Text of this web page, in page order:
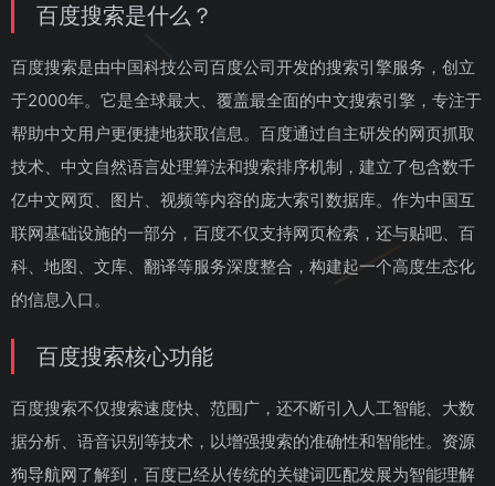
百度搜索是什么？
百度搜索是由中国科技公司百度公司开发的搜索引擎服务，创立
于2000年。它是全球最大、覆盖最全面的中文搜索引擎，专注于
帮助中文用户更便捷地获取信息。百度通过自主研发的网页抓取
技术、中文自然语言处理算法和搜索排序机制，建立了包含数千
亿中文网页、图片、视频等内容的庞大索引数据库。作为中国互
联网基础设施的一部分，百度不仅支持网页检索，还与贴吧、百
科、地图、文库、翻译等服务深度整合，构建起一个高度生态化
的信息入口。
百度搜索核心功能
百度搜索不仅搜索速度快、范围广，还不断引入人工智能、大数
据分析、语音识别等技术，以增强搜索的准确性和智能性。 资源
狗导航网了解到，百度已经从传统的关键词匹配发展为智能理解